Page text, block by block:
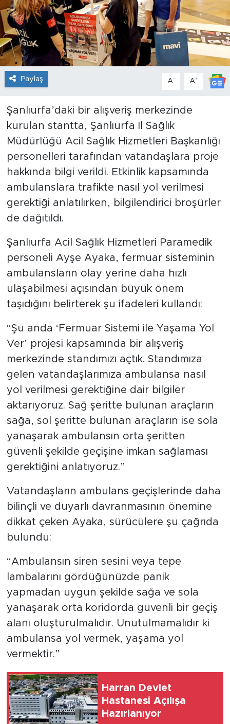
Paylaş A- A+
Şanlıurfa’daki bir alışveriş merkezinde
kurulan stantta, Şanlıurfa İl Sağlık
Müdürlüğü Acil Sağlık Hizmetleri Başkanlığı
personelleri tarafından vatandaşlara proje
hakkında bilgi verildi. Etkinlik kapsamında
ambulanslara trafikte nasıl yol verilmesi
gerektiği anlatılırken, bilgilendirici broşürler
de dağıtıldı.
Şanlıurfa Acil Sağlık Hizmetleri Paramedik
personeli Ayşe Ayaka, fermuar sisteminin
ambulansların olay yerine daha hızlı
ulaşabilmesi açısından büyük önem
taşıdığını belirterek şu ifadeleri kullandı:
“Şu anda ‘Fermuar Sistemi ile Yaşama Yol
Ver’ projesi kapsamında bir alışveriş
merkezinde standımızı açtık. Standımıza
gelen vatandaşlarımıza ambulansa nasıl
yol verilmesi gerektiğine dair bilgiler
aktarıyoruz. Sağ şeritte bulunan araçların
sağa, sol şeritte bulunan araçların ise sola
yanaşarak ambulansın orta şeritten
güvenli şekilde geçişine imkan sağlaması
gerektiğini anlatıyoruz.”
Vatandaşların ambulans geçişlerinde daha
bilinçli ve duyarlı davranmasının önemine
dikkat çeken Ayaka, sürücülere şu çağrıda
bulundu:
“Ambulansın siren sesini veya tepe
lambalarını gördüğünüzde panik
yapmadan uygun şekilde sağa ve sola
yanaşarak orta koridorda güvenli bir geçiş
alanı oluşturulmalıdır. Unutulmamalıdır ki
ambulansa yol vermek, yaşama yol
vermektir.”
Harran Devlet
Hastanesi Açılışa
Hazırlanıyor